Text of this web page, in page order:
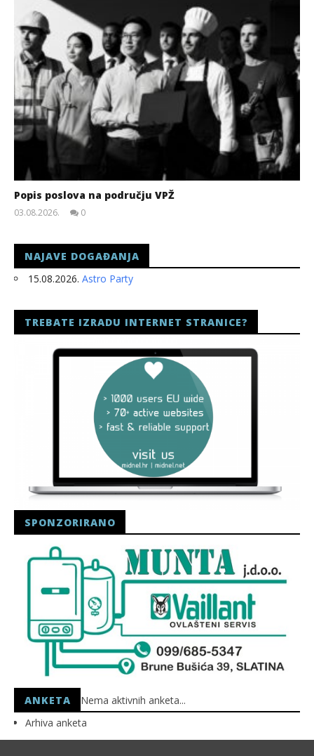
Popis poslova na području VPŽ
03.08.2026.
0
NAJAVE DOGAĐANJA
15.08.2026. Astro Party
TREBATE IZRADU INTERNET STRANICE?
SPONZORIRANO
ANKETA
Nema aktivnih anketa...
Arhiva anketa